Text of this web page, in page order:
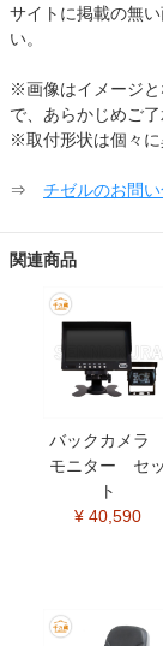
サイトに掲載の無
い。
※画像はイメージ
で、あらかじめご了
※取付形状は個々に
⇒ チゼルのお問
関連商品
バックカメラ
モニター セッ
ト
¥ 40,590